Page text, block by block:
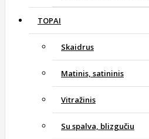
TOPAI
Skaidrus
Matinis, satininis
Vitražinis
Su spalva, blizgučiu